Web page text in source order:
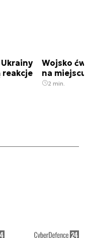
reakcje
Wojsko
na
2 min.